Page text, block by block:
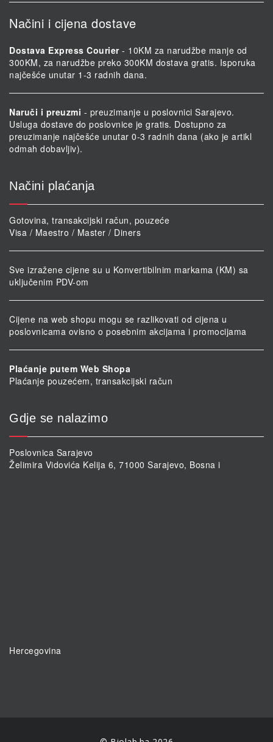
Načini i cijena dostave
Dostava Express Courier- 10KM za narudžbe manje od
300KM, za narudžbe preko 300KM dostava gratis. Isporuka
najčešće unutar 1-3 radnih dana.
Naruči i preuzmi - preuzimanje u poslovnici Sarajevo.
Usluga dostave do poslovnice je gratis. Dostupno za
preuzimanje najčešće unutar 0-3 radnih dana (ako je artikl
odmah dobavljiv).
Načini plaćanja
Gotovina, transakcijski račun, pouzeće
Visa / Maestro / Master / Diners
Sve izražene cijene su u Konvertibilnim markama (KM) sa
uključenim PDV-om
Cijene na web shopu mogu se razlikovati od cijena u
poslovnicama ovisno o posebnim akcijama i promocijama
Plaćanje putem Web Shopa
Plaćanje pouzećem, transakcijski račun
Gdje se nalazimo
Poslovnica Sarajevo
Želimira Vidovića Kelija 6, 71000 Sarajevo, Bosna i
Hercegovina